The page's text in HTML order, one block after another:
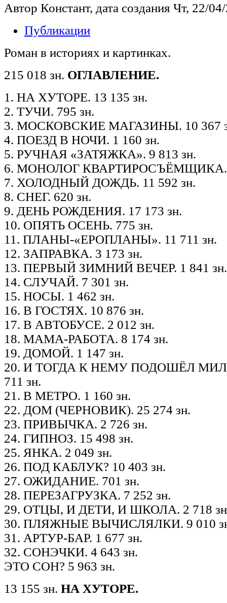
Автор Констант, дата создания Чт, 22/
Публикации
Роман в историях и картинках.
215 018 зн. ОГЛАВЛЕНИЕ.
1. НА ХУТОРЕ. 13 135 зн.
2. ТУЧИ. 795 зн.
3. МОСКОВСКИЕ МАГАЗИНЫ. 10 367
4. ПОЕЗД В НОЧИ. 1 160 зн.
5. РУЧНАЯ «ЗАТЯЖКА». 9 813 зн.
6. МОНОЛОГ КВАРТИРОСЪЁМЩИКА.
7. ХОЛОДНЫЙ ДОЖДЬ. 11 592 зн.
8. СНЕГ. 620 зн.
9. ДЕНЬ РОЖДЕНИЯ. 17 173 зн.
10. ОПЯТЬ ОСЕНЬ. 775 зн.
11. ПЛАНЫ-«ЕРОПЛАНЫ». 11 711 зн.
12. ЗАПРАВКА. 3 173 зн.
13. ПЕРВЫЙ ЗИМНИЙ ВЕЧЕР. 1 841 зн.
14. СЛУЧАЙ. 7 301 зн.
15. НОСЫ. 1 462 зн.
16. В ГОСТЯХ. 10 876 зн.
17. В АВТОБУСЕ. 2 012 зн.
18. МАМА-РАБОТА. 8 174 зн.
19. ДОМОЙ. 1 147 зн.
20. И ТОГДА К НЕМУ ПОДОШЁЛ
711 зн.
21. В МЕТРО. 1 160 зн.
22. ДОМ (ЧЕРНОВИК). 25 274 зн.
23. ПРИВЫЧКА. 2 726 зн.
24. ГИПНОЗ. 15 498 зн.
25. ЯНКА. 2 049 зн.
26. ПОД КАБЛУК? 10 403 зн.
27. ОЖИДАНИЕ. 701 зн.
28. ПЕРЕЗАГРУЗКА. 7 252 зн.
29. ОТЦЫ, И ДЕТИ, И ШКОЛА. 2 718
30. ПЛЯЖНЫЕ ВЫЧИСЛЯЛКИ. 9 010
31. АРТУР-БАР. 1 677 зн.
32. СОНЭЧКИ. 4 643 зн.
ЭТО СОН? 5 963 зн.
13 155 зн. НА ХУТОРЕ.